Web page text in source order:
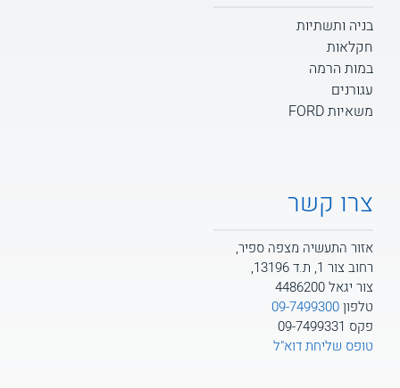
בניה ותשתיות
חקלאות
במות הרמה
עגורנים
משאיות FORD
צרו קשר
אזור התעשיה מצפה ספיר,
רחוב צור 1, ת.ד 13196,
צור יגאל 4486200
טלפון09-7499300
פקס 09-7499331
טופס שליחת דוא"ל